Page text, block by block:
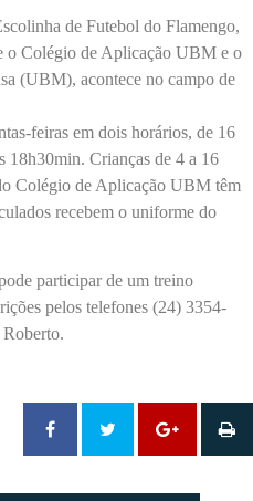
de Futebol do Flamengo,
o Colégio de Aplicação UBM e o
(UBM), acontece no campo de
feiras em dois horários, de 16
18h30min. Crianças de 4 a 16
Colégio de Aplicação UBM têm
recebem o uniforme do
participar de um treino
pelos telefones (24) 3354-